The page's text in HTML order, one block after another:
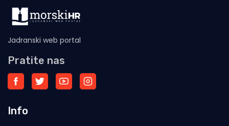
Jadranski web portal
Pratite nas
Info